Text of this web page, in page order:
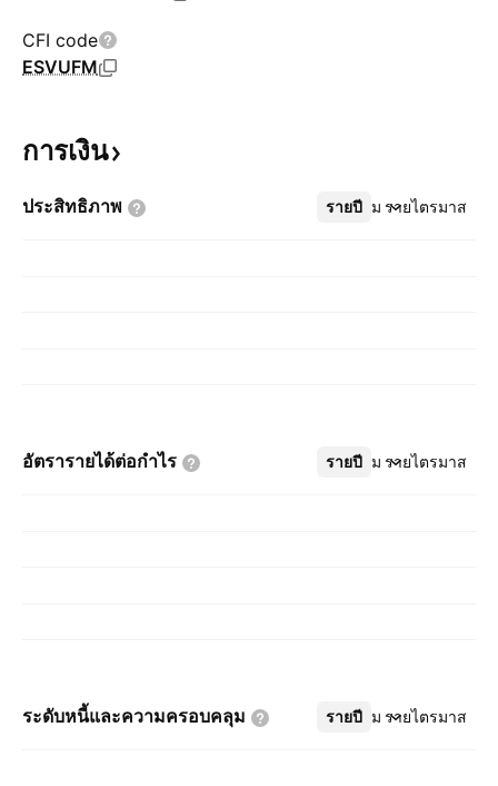
CFI code
ESVUFM
การเงิน
ประสิทธิภาพ รายปี รายไตรมาส
เพิ่มเติม
อัตรารายได้ต่อกำไร รายปี รายไตรมาส
เพิ่มเติม
ระดับหนี้และความครอบคลุม รายปี รายไตรมาส
เพิ่มเติม